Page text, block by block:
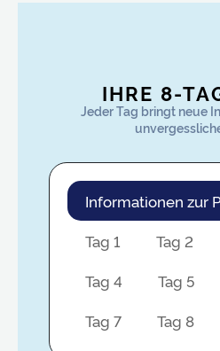
IHRE 8-
Jeder Tag bringt neue
Informationen zur
Tag 1
Tag 2
Tag 4
Tag 5
Tag 7
Tag 8